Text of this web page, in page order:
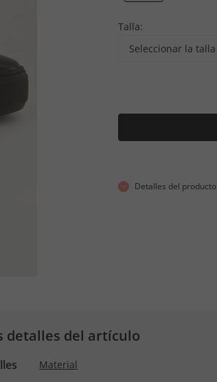
Talla:
Seleccionar la talla
Detalles del producto
detalles del artículo
Material